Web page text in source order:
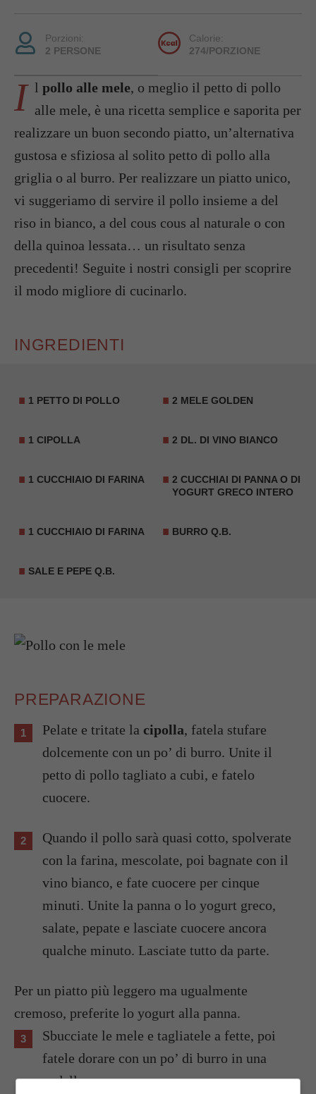
Porzioni:
2 PERSONE
Calorie:
274/PORZIONE
I l pollo alle mele, o meglio il petto di pollo
alle mele, è una ricetta semplice e saporita per
realizzare un buon secondo piatto, un’alternativa
gustosa e sfiziosa al solito petto di pollo alla
griglia o al burro. Per realizzare un piatto unico,
vi suggeriamo di servire il pollo insieme a del
riso in bianco, a del cous cous al naturale o con
della quinoa lessata… un risultato senza
precedenti! Seguite i nostri consigli per scoprire
il modo migliore di cucinarlo.
INGREDIENTI
1 PETTO DI POLLO 2 MELE GOLDEN
1 CIPOLLA 2 DL. DI VINO BIANCO
1 CUCCHIAIO DI FARINA
2 CUCCHIAI DI PANNA O DI
YOGURT GRECO INTERO
1 CUCCHIAIO DI FARINA BURRO Q.B.
SALE E PEPE Q.B.
PREPARAZIONE
Pelate e tritate la cipolla, fatela stufare
dolcemente con un po’ di burro. Unite il
petto di pollo tagliato a cubi, e fatelo
cuocere.
Quando il pollo sarà quasi cotto, spolverate
con la farina, mescolate, poi bagnate con il
vino bianco, e fate cuocere per cinque
minuti. Unite la panna o lo yogurt greco,
salate, pepate e lasciate cuocere ancora
qualche minuto. Lasciate tutto da parte.
Per un piatto più leggero ma ugualmente
cremoso, preferite lo yogurt alla panna.
Sbucciate le mele e tagliatele a fette, poi
fatele dorare con un po’ di burro in una
padella.